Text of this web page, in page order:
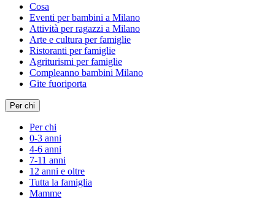
Cosa
Eventi per bambini a Milano
Attività per ragazzi a Milano
Arte e cultura per famiglie
Ristoranti per famiglie
Agriturismi per famiglie
Compleanno bambini Milano
Gite fuoriporta
Per chi
Per chi
0-3 anni
4-6 anni
7-11 anni
12 anni e oltre
Tutta la famiglia
Mamme